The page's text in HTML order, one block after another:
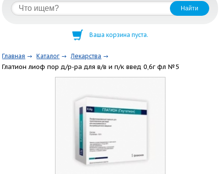
Ваша корзина пуста.
Главная Каталог Лекарства
Глатион лиоф пор д/р-ра для в/в и п/к введ 0,6г фл №5